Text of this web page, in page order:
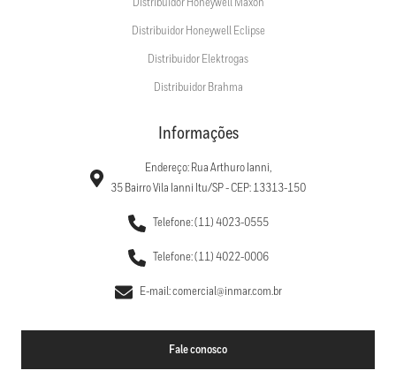
Distribuidor Honeywell Maxon
Distribuidor Honeywell Eclipse
Distribuidor Elektrogas
Distribuidor Brahma
Informações
Endereço: Rua Arthuro Ianni,
35 Bairro Vila Ianni Itu/SP - CEP: 13313-150
Telefone: (11) 4023-0555
Telefone: (11) 4022-0006
E-mail: comercial@inmar.com.br
Fale conosco